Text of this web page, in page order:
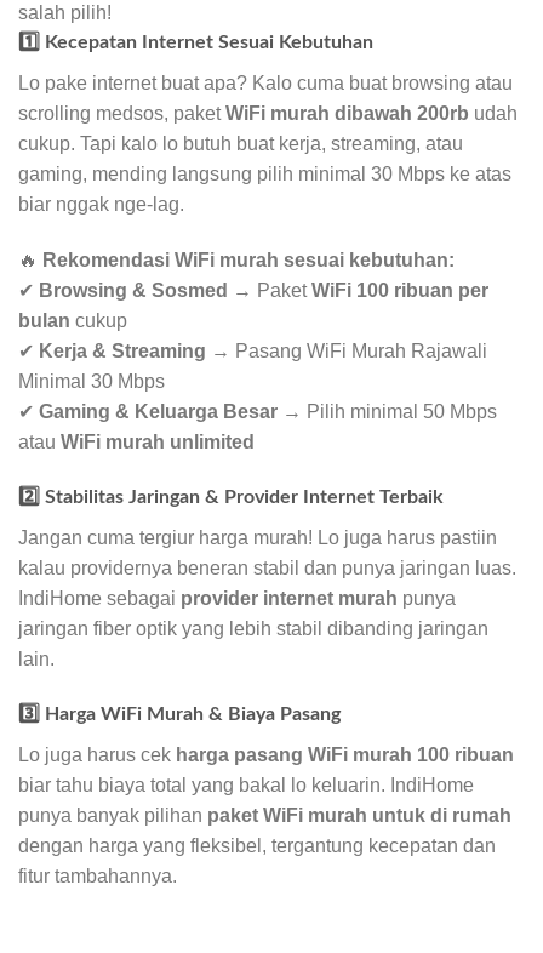
salah pilih!
1️⃣ Kecepatan Internet Sesuai Kebutuhan
Lo pake internet buat apa? Kalo cuma buat browsing atau
scrolling medsos, paketWiFi murah dibawah 200rb udah
cukup. Tapi kalo lo butuh buat kerja, streaming, atau
gaming, mending langsung pilih minimal 30 Mbps ke atas
biar nggak nge-lag.
🔥 Rekomendasi WiFi murah sesuai kebutuhan:
✔ Browsing & Sosmed → PaketWiFi 100 ribuan per
bulan cukup
✔ Kerja & Streaming → Pasang WiFi Murah Rajawali
Minimal 30 Mbps
✔ Gaming & Keluarga Besar → Pilih minimal 50 Mbps
atau WiFi murah unlimited
2️⃣ Stabilitas Jaringan & Provider Internet Terbaik
Jangan cuma tergiur harga murah! Lo juga harus pastiin
kalau providernya beneran stabil dan punya jaringan luas.
IndiHome sebagai provider internet murah punya
jaringan fiber optik yang lebih stabil dibanding jaringan
lain.
3️⃣ Harga WiFi Murah & Biaya Pasang
Lo juga harus cek harga pasang WiFi murah 100 ribuan
biar tahu biaya total yang bakal lo keluarin. IndiHome
punya banyak pilihan paket WiFi murah untuk di rumah
dengan harga yang fleksibel, tergantung kecepatan dan
fitur tambahannya.